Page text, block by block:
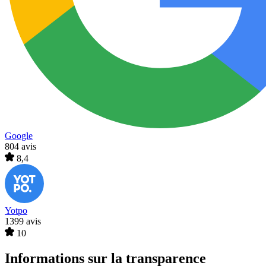
Google
804 avis
8,4
Yotpo
1399 avis
10
Informations sur la transparence